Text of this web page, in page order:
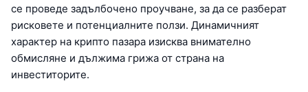
се проведе задълбочено проучване, за да се разберат
рисковете и потенциалните ползи. Динамичният
характер на крипто пазара изисква внимателно
обмисляне и дължима грижа от страна на
инвеститорите.